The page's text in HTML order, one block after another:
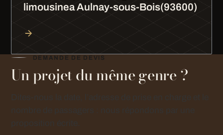
limousinea Aulnay-sous-Bois(93600)
DEMANDE DE DEVIS
Un projet du même genre ?